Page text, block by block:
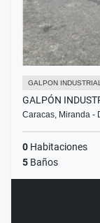
GALPON INDUSTRIAL
GALPÓN
Caracas, Miranda -
0 Habitaciones
5 Baños